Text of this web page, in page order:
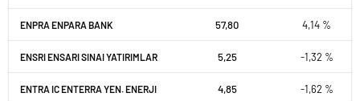
ENPRA ENPARA BANK 57,80 4,14 %
ENSRI ENSARI SINAI YATIRIMLAR 5,25 -1,32 %
ENTRA IC ENTERRA YEN. ENERJI 4,85 -1,62 %